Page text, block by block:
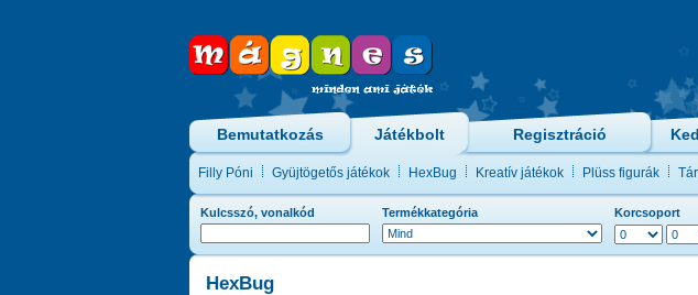
Bemutatkozás Játékbolt Regisztráció
Filly Póni Gyüjtögetős játékok HexBug Kreatív játékok Plüss figurák
Kulcsszó, vonalkód Termékkategória Korcsoport
HexBug